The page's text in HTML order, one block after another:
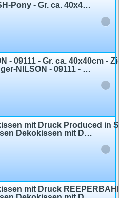
Kissen - WELSH-Pony - Gr. ca. 40x40cm - 09109 - Zierkissen Dekokissen
Kissen - Haflinger-NILSON - 09111 - Gr. ca. 40x40cm - Zierkissen Dekokissen - © Kollektion Bötzel
Zierkissen Kissen Dekokissen mit Druck Produced in St. Pauli 09124 Hamburg Reeperbahn